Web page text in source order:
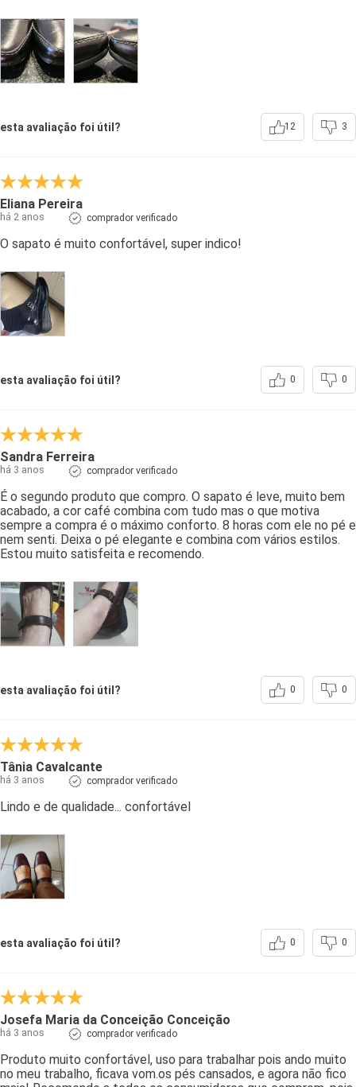
esta avaliação foi útil? 12 3
Eliana Pereira
há 2 anos comprador verificado
O sapato é muito confortável, super indico!
esta avaliação foi útil? 0 0
Sandra Ferreira
há 3 anos comprador verificado
É o segundo produto que compro. O sapato é leve, muito bem
acabado, a cor café combina com tudo mas o que motiva
sempre a compra é o máximo conforto. 8 horas com ele no pé e
nem senti. Deixa o pé elegante e combina com vários estilos.
Estou muito satisfeita e recomendo.
esta avaliação foi útil? 0 0
Tânia Cavalcante
há 3 anos comprador verificado
Lindo e de qualidade... confortável
esta avaliação foi útil? 0 0
Josefa Maria da Conceição Conceição
há 3 anos comprador verificado
Produto muito confortável, uso para trabalhar pois ando muito
no meu trabalho, ficava vom.os pés cansados, e agora não fico